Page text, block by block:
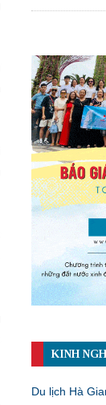
KINH
Du lịch Hà